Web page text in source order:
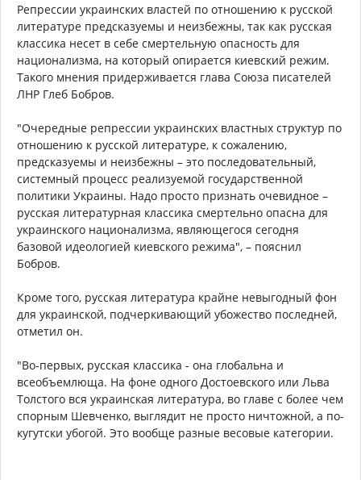
Репрессии украинских властей по отношению к русской
литературе предсказуемы и неизбежны, так как русская
классика несет в себе смертельную опасность для
национализма, на который опирается киевский режим.
Такого мнения придерживается глава Союза писателей
ЛНР Глеб Бобров.
"Очередные репрессии украинских властных структур по
отношению к русской литературе, к сожалению,
предсказуемы и неизбежны – это последовательный,
системный процесс реализуемой государственной
политики Украины. Надо просто признать очевидное –
русская литературная классика смертельно опасна для
украинского национализма, являющегося сегодня
базовой идеологией киевского режима", – пояснил
Бобров.
Кроме того, русская литература крайне невыгодный фон
для украинской, подчеркивающий убожество последней,
отметил он.
"Во-первых, русская классика - она глобальна и
всеобъемлюща. На фоне одного Достоевского или Льва
Толстого вся украинская литература, во главе с более чем
спорным Шевченко, выглядит не просто ничтожной, а по-
кугутски убогой. Это вообще разные весовые категории.